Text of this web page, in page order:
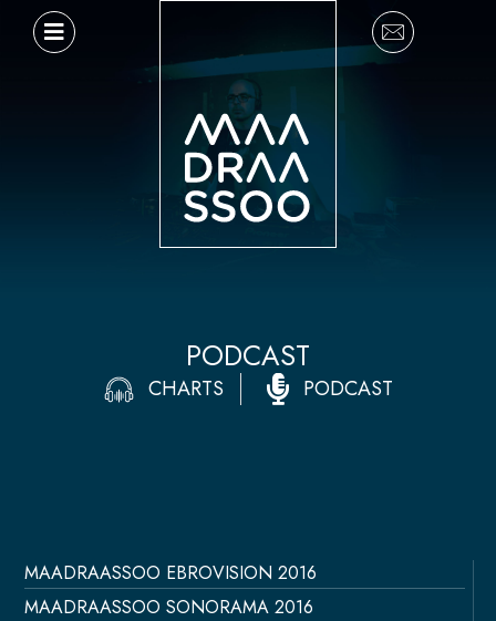
PODCAST
CHARTS PODCAST
MAADRAASSOO EBROVISION 2016
MAADRAASSOO SONORAMA 2016
PáginaPáginaPágina Página